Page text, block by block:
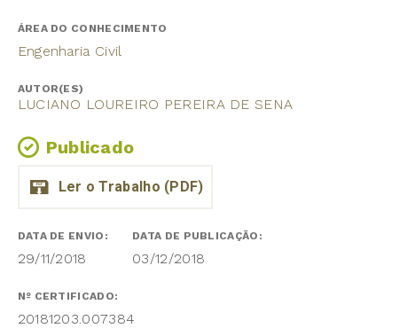
ÁREA DO CONHECIMENTO
Engenharia Civil
AUTOR(ES)
LUCIANO LOUREIRO PEREIRA DE SENA
Publicado
DATA DE ENVIO:
29/11/2018
DATA DE PUBLICAÇÃO:
03/12/2018
Nº CERTIFICADO:
20181203.007384